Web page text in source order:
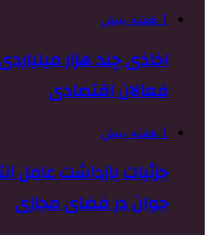
1 هفته پیش
اخاذی چند هزار
فعالان اقتصادی
1 هفته پیش
جزئیات بازداشت عامل
جوان در فضای مجازی